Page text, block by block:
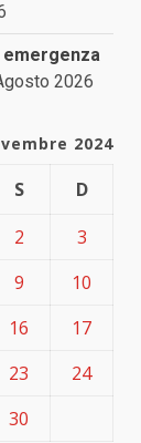
emergenza
2026
2024
S
D
2
3
9
10
16
17
23
24
30